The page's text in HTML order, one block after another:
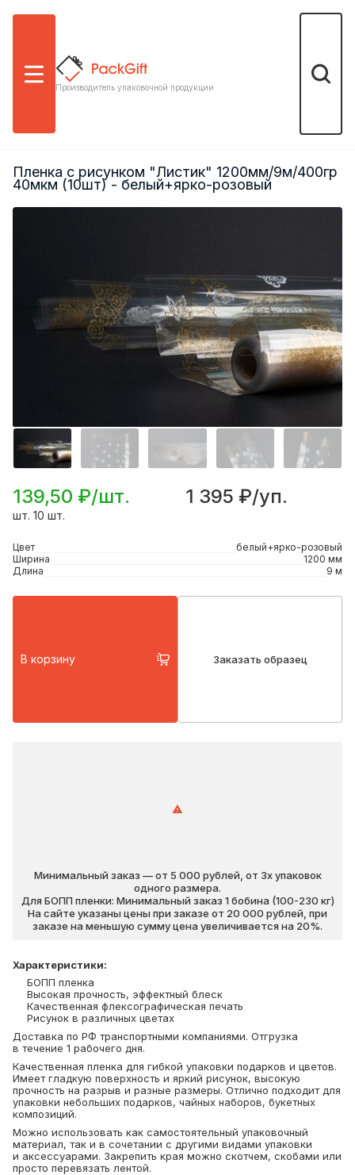
Меню
Производитель упаковочной продукции
Поиск
Пленка с рисунком "Листик" 1200мм/9м/400гр
40мкм (10шт) - белый+ярко-розовый
139,50 ₽/шт. 1 395 ₽/уп.
шт. 10 шт.
Цвет
белый+ярко-розовый
Ширина
1200 мм
Длина
9 м
В корзину Заказать образец
Минимальный заказ — от 5 000 рублей, от 3х упаковок
одного размера.
Для БОПП пленки: Минимальный заказ 1 бобина (100-230 кг)
На сайте указаны цены при заказе от 20 000 рублей, при
заказе на меньшую сумму цена увеличивается на 20%.
Характеристики:
БОПП пленка
Высокая прочность, эффектный блеск
Качественная флексографическая печать
Рисунок в различных цветах
Доставка по РФ транспортными компаниями. Отгрузка
в течение 1 рабочего дня.
Качественная пленка для гибкой упаковки подарков и цветов.
Имеет гладкую поверхность и яркий рисунок, высокую
прочность на разрыв и разные размеры. Отлично подходит для
упаковки небольших подарков, чайных наборов, букетных
композиций.
Можно использовать как самостоятельный упаковочный
материал, так и в сочетании с другими видами упаковки
и аксессуарами. Закрепить края можно скотчем, скобами или
просто перевязать лентой.